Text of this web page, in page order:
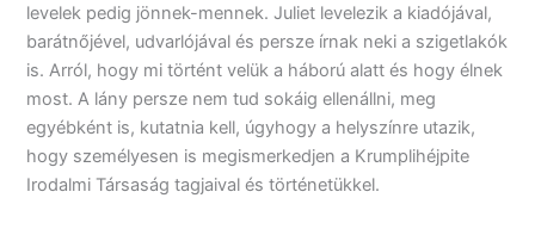
levelek pedig jönnek-mennek. Juliet levelezik a kiadójával,
barátnőjével, udvarlójával és persze írnak neki a szigetlakók
is. Arról, hogy mi történt velük a háború alatt és hogy élnek
most. A lány persze nem tud sokáig ellenállni, meg
egyébként is, kutatnia kell, úgyhogy a helyszínre utazik,
hogy személyesen is megismerkedjen a Krumplihéjpite
Irodalmi Társaság tagjaival és történetükkel.